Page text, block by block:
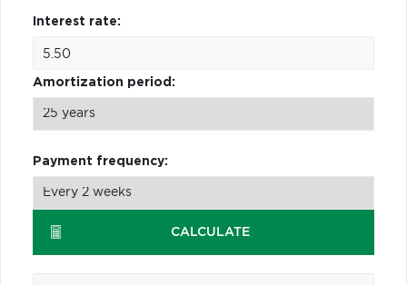
Interest rate:
Amortization period:
Payment frequency:
CALCULATE